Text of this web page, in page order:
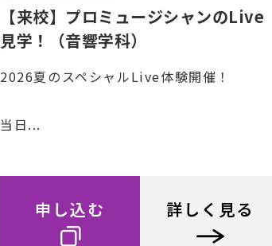
【来校】プロミュージシャンのLive
見学！（音響学科）
2026夏のスペシャルLive体験開催！
当日...
申し込む 詳しく見る